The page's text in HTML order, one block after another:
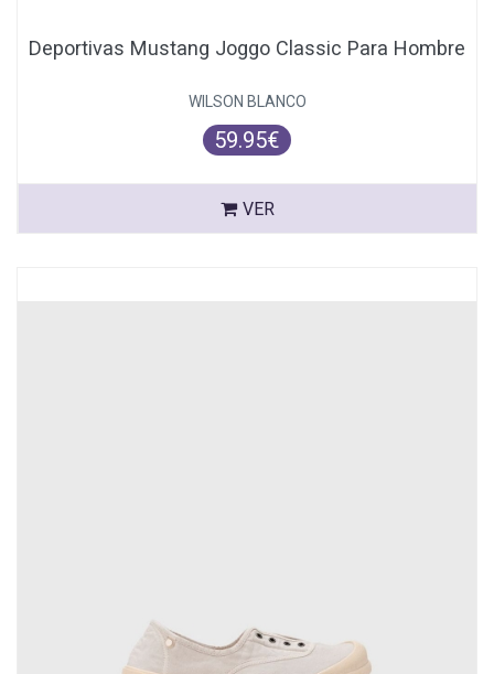
Deportivas Mustang Joggo Classic Para Hombre
WILSON BLANCO
59.95€
VER